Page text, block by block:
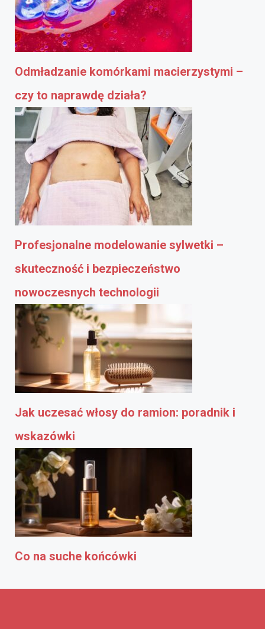
Odmładzanie komórkami macierzystymi –
czy to naprawdę działa?
Profesjonalne modelowanie sylwetki –
skuteczność i bezpieczeństwo
nowoczesnych technologii
Jak uczesać włosy do ramion: poradnik i
wskazówki
Co na suche końcówki